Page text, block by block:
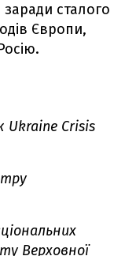
сталого
Європи,
Ukraine Crisis
Верховної